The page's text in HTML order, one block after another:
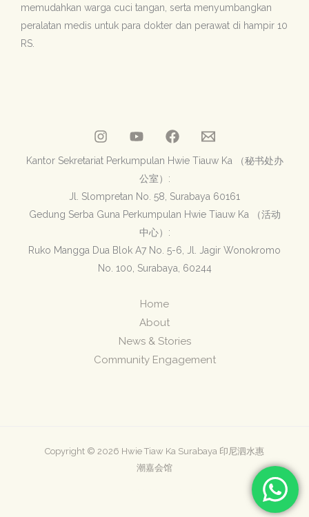
memudahkan warga cuci tangan, serta menyumbangkan
peralatan medis untuk para dokter dan perawat di hampir 10
RS.
Kantor Sekretariat Perkumpulan Hwie Tiauw Ka （秘书处办
公室）:
Jl. Slompretan No. 58, Surabaya 60161
Gedung Serba Guna Perkumpulan Hwie Tiauw Ka （活动
中心）:
Ruko Mangga Dua Blok A7 No. 5-6, Jl. Jagir Wonokromo
No. 100, Surabaya, 60244
Home
About
News & Stories
Community Engagement
Copyright © 2026 Hwie Tiaw Ka Surabaya 印尼泗水惠
潮嘉会馆